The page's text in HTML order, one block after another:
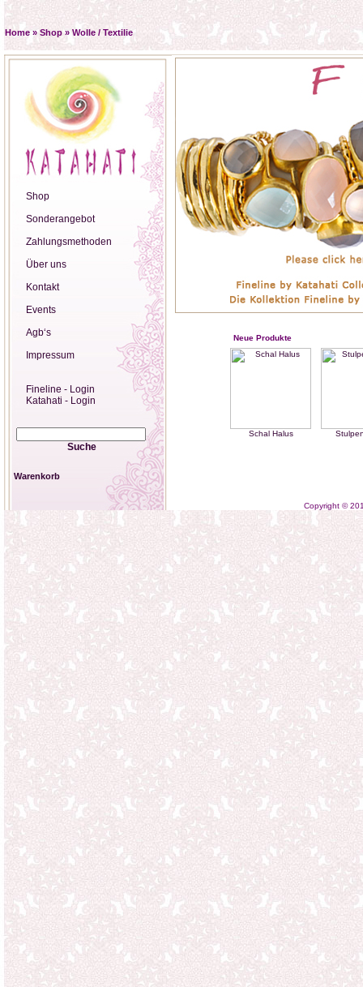
Home » Shop »Wolle / Textilie
Shop
Sonderangebot
Zahlungsmethoden
Über uns
Kontakt
Events
Agb‘s
Impressum
Fineline - Login
Katahati - Login
Suche
Neue Produkte
Schal Halus
Warenkorb
Copyright ©